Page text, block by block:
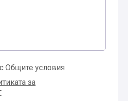
Общите условия
за